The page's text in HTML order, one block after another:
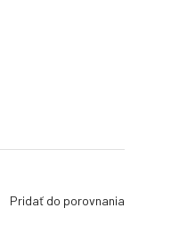
Pridať do porovnania